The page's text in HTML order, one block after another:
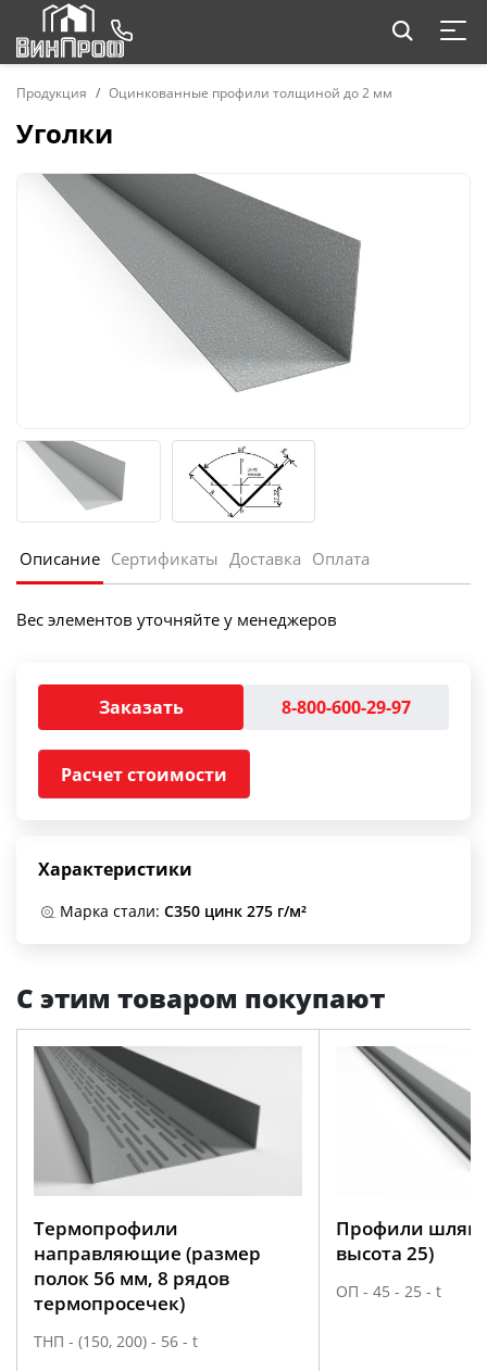
Продукция Оцинкованные профили толщиной до 2 мм
Уголки
Описание Сертификаты Доставка Оплата
Вес элементов уточняйте у менеджеров
Заказать 8-800-600-29-97
Расчет стоимости
Характеристики
Марка стали: С350 цинк 275 г/м²
С этим товаром покупают
Термопрофили
направляющие (размер
полок 56 мм, 8 рядов
термопросечек)
ТНП - (150, 200) - 56 - t
Профили
высота 25)
ОП - 45 - 25 - t